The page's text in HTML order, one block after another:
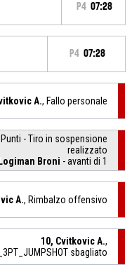
P4 07:28
P4 07:28
A., Fallo personale
Punti - Tiro in sospensione
realizzato
Logiman Broni - avanti di 1
A., Rimbalzo offensivo
10, Cvitkovic A.,
sbagliato